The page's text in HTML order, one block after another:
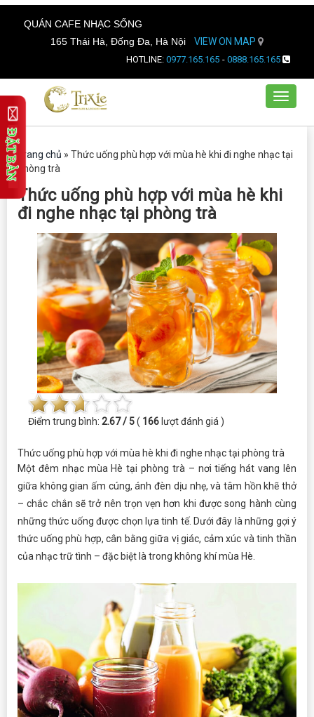
QUÁN CAFE NHẠC SỐNG
165 Thái Hà, Đống Đa, Hà Nội
VIEW ON MAP
HOTLINE: 0977.165.165 - 0888.165.165
Toggle
Trang chủ » Thức uống phù hợp với mùa hè khi đi nghe nhạc tại
phòng trà
Thức uống phù hợp với mùa hè khi
đi nghe nhạc tại phòng trà
Điểm trung bình: 2.67 / 5( 166 lượt đánh giá )
Thức uống phù hợp với mùa hè khi đi nghe nhạc tại phòng trà
Một đêm nhạc mùa Hè tại phòng trà – nơi tiếng hát vang lên
giữa không gian ấm cúng, ánh đèn dịu nhẹ, và tâm hồn khẽ thở
– chắc chắn sẽ trở nên trọn vẹn hơn khi được song hành cùng
những thức uống được chọn lựa tinh tế. Dưới đây là những gợi ý
thức uống phù hợp, cân bằng giữa vị giác, cảm xúc và tinh thần
của nhạc trữ tình – đặc biệt là trong không khí mùa Hè.